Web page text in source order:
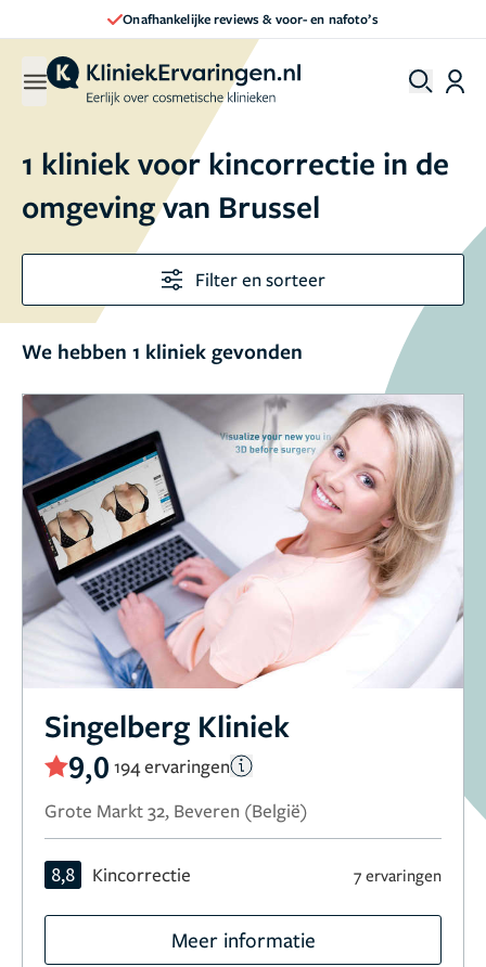
Onafhankelijke reviews & voor- en nafoto’s
1 kliniek voor kincorrectie in de
omgeving van Brussel
Filter en sorteer
We hebben 1 kliniek gevonden
Singelberg Kliniek
9,0 194 ervaringen
Grote Markt 32, Beveren (België)
8,8 Kincorrectie 7 ervaringen
Meer informatie